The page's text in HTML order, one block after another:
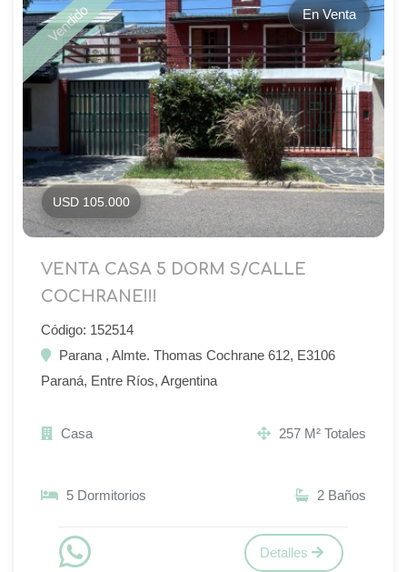
Vendido En Venta
USD 105.000
VENTA CASA 5 DORM S/CALLE
COCHRANE!!!
Código: 152514
Parana , Almte. Thomas Cochrane 612, E3106
Paraná, Entre Ríos, Argentina
Casa 257 M² Totales
5 Dormitorios 2 Baños
Detalles